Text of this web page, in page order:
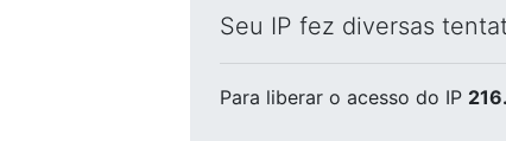
Seu IP fez diversas
Para liberar o acesso do IP